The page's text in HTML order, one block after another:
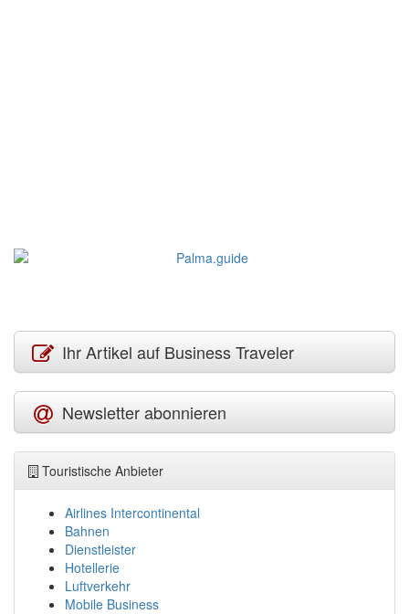
Ihr Artikel auf Business Traveler
Newsletter abonnieren
Touristische Anbieter
Airlines Intercontinental
Bahnen
Dienstleister
Hotellerie
Luftverkehr
Mobile Business